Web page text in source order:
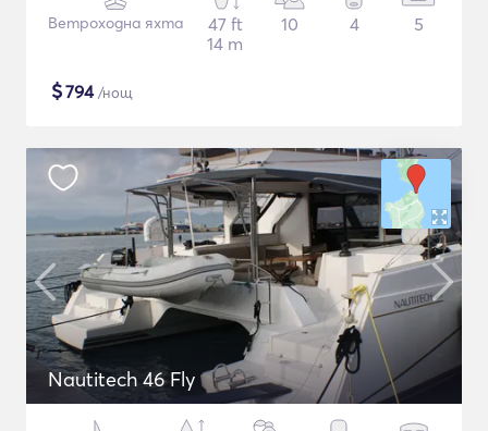
Ветроходна яхта
47 ft
14 m
10 4 5
$794/нощ
Nautitech 46 Fly